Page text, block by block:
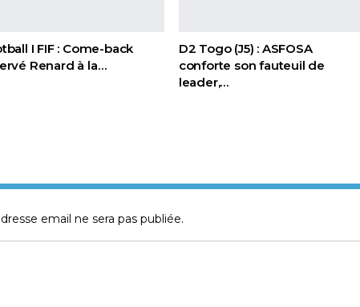
I FIF : Come-back
Renard à la…
D2 Togo (J5) : ASFOSA
conforte son fauteuil de
leader,…
email ne sera pas publiée.